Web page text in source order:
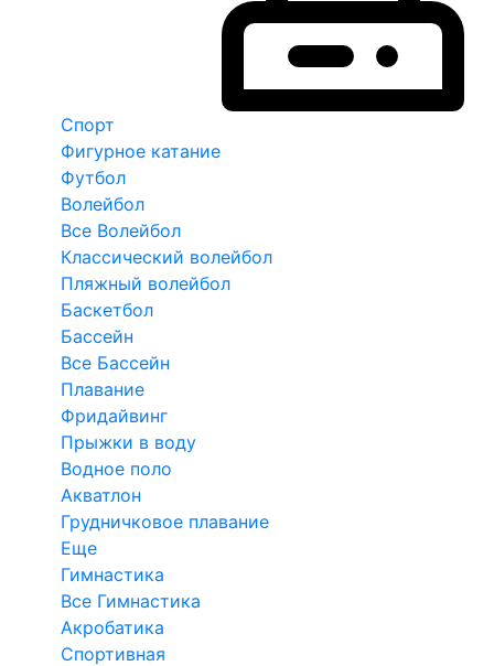
Спорт
Фигурное катание
Футбол
Волейбол
Все Волейбол
Классический волейбол
Пляжный волейбол
Баскетбол
Бассейн
Все Бассейн
Плавание
Фридайвинг
Прыжки в воду
Водное поло
Акватлон
Грудничковое плавание
Еще
Гимнастика
Все Гимнастика
Акробатика
Спортивная